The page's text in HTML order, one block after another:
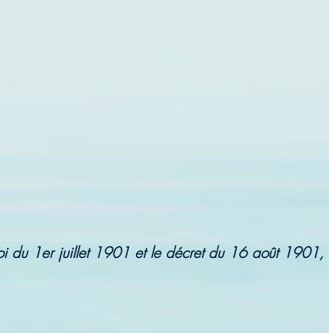
loi du 1er juillet 1901 et le décret du 16 août 1901,